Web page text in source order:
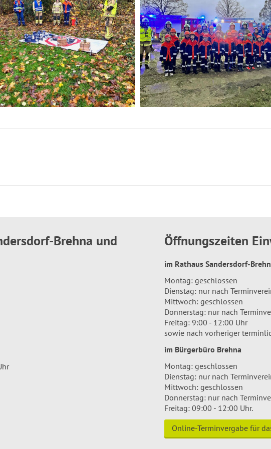
Brehna und
Öffnungszeiten
im Rathaus Sandersdorf-
Montag: geschlossen
Dienstag: nur nach
Mittwoch: geschlossen
Donnerstag: nur nach
Freitag: 9:00 - 12:00 Uhr
sowie nach vorheriger
im Bürgerbüro Brehna
Montag: geschlossen
Dienstag: nur nach
Mittwoch: geschlossen
Donnerstag: nur nach
Freitag: 09:00 - 12:00 Uhr.
Online-Terminvergabe für